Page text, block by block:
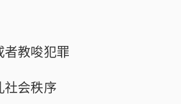
者教唆犯罪
社会秩序